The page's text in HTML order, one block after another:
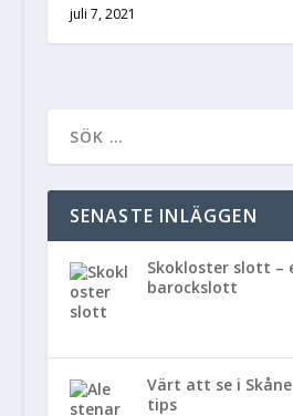
juli 7, 2021
SENASTE INLÄGGEN
Skokloster slott
barockslott
Värt att se i
tips